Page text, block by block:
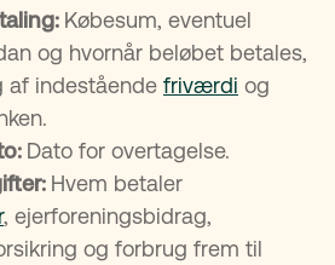
og tinglysning af skøde
Købesum, eventuel
og hvornår beløbet betales,
af indestående friværdi og
Dato for overtagelse.
Hvem betaler
, ejerforeningsbidrag,
og forbrug frem til